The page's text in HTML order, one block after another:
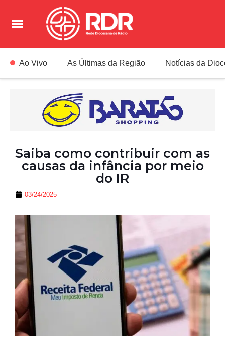
Ao Vivo As Últimas da Região Notícias da
Saiba como contribuir com as
causas da infância por meio
do IR
03/24/2025